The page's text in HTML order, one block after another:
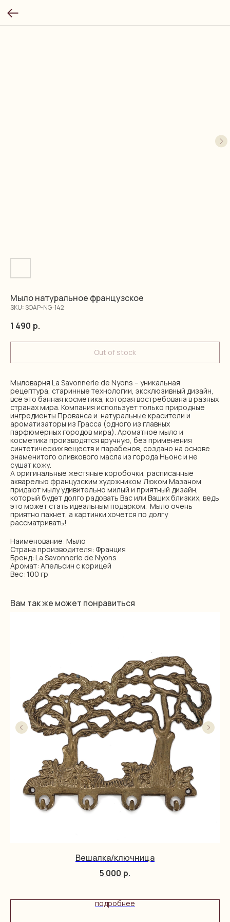
Мыло натуральное французское
SKU: SOAP-NG-142
1 490 р.
Out of stock
Мыловарня La Savonnerie de Nyons – уникальная
рецептура, старинные технологии, эксклюзивный дизайн,
всё это банная косметика, которая востребована в разных
странах мира. Компания использует только природные
ингредиенты Прованса и натуральные красители и
ароматизаторы из Грасса (одного из главных
парфюмерных городов мира). Ароматное мыло и
косметика производятся вручную, без применения
синтетических веществ и парабенов, создано на основе
знаменитого оливкового масла из города Ньонс и не
сушат кожу.
А оригинальные жестяные коробочки, расписанные
акварелью французским художником Люком Мазаном
придают мылу удивительно милый и приятный дизайн,
который будет долго радовать Вас или Ваших близких, ведь
это может стать идеальным подарком. Мыло очень
приятно пахнет, а картинки хочется по долгу
рассматривать!
Наименование: Мыло
Страна производителя: Франция
Бренд: La Savonnerie de Nyons
Аромат: Апельсин с корицей
Вес: 100 гр
Вам так же может понравиться
Вешалка/ключница
5 000 р.
подробнее